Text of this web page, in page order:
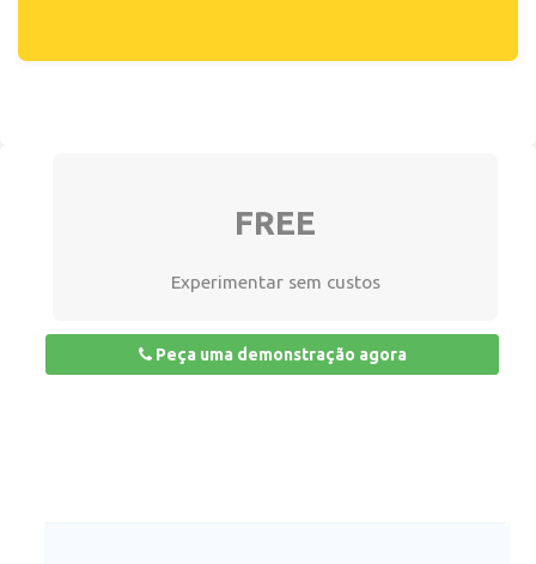
FREE
Experimentar sem custos
Peça uma demonstração agora